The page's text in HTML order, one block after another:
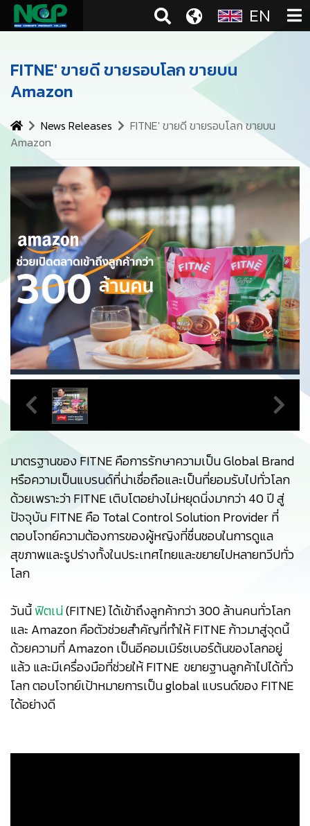
EN
FITNE' ขายดี ขายรอบโลก ขายบน
Amazon
News Releases
FITNE' ขายดี ขายรอบโลก ขายบน
Amazon
มาตรฐานของ FITNE คือการรักษาความเป็น Global Brand
หรือความเป็นแบรนด์ที่น่าเชื่อถือและเป็นที่ยอมรับไปทั่วโลก
ด้วยเพราะว่า FITNE เติบโตอย่างไม่หยุดนิ่งมากว่า 40 ปี สู่
ปัจจุบัน FITNE คือ Total Control Solution Provider ที่
ตอบโจทย์ความต้องการของผู้หญิงที่ชื่นชอบในการดูแล
สุขภาพและรูปร่างทั้งในประเทศไทยและขยายไปหลายทวีปทั่ว
โลก
วันนี้ฟิตเน่(FITNE) ได้เข้าถึงลูกค้ากว่า 300 ล้านคนทั่วโลก
และ Amazon คือตัวช่วยสำคัญที่ทำให้ FITNE ก้าวมาสู่จุดนี้
ด้วยความที่ Amazon เป็นอีคอมเมิร์ชเบอร์ต้นของโลกอยู่
แล้ว และมีเครื่องมือที่ช่วยให้ FITNE ขยายฐานลูกค้าไปได้ทั่ว
โลก ตอบโจทย์เป้าหมายการเป็น global แบรนด์ของ FITNE
ได้อย่างดี